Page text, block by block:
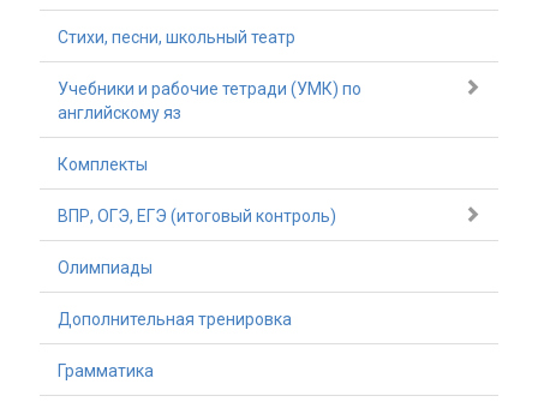
Стихи, песни, школьный театр
Учебники и рабочие тетради (УМК) по
английскому яз
Комплекты
ВПР, ОГЭ, ЕГЭ (итоговый контроль)
Олимпиады
Дополнительная тренировка
Грамматика